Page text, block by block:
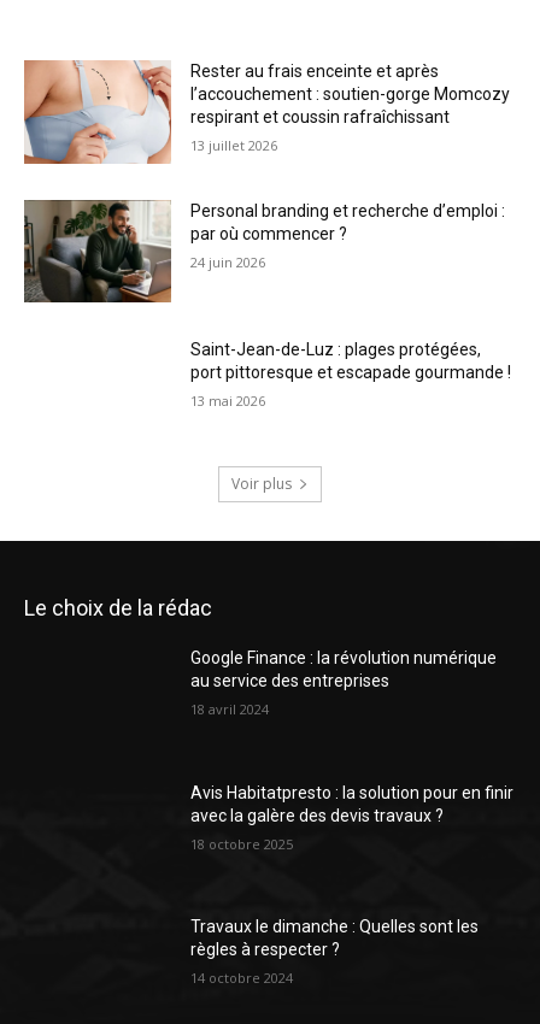
Rester au frais enceinte et après
l’accouchement : soutien-gorge Momcozy
respirant et coussin rafraîchissant
13 juillet 2026
Personal branding et recherche d’emploi :
par où commencer ?
24 juin 2026
Saint-Jean-de-Luz : plages protégées,
port pittoresque et escapade gourmande !
13 mai 2026
Voir plus
Le choix de la rédac
Google Finance : la révolution numérique
au service des entreprises
18 avril 2024
Avis Habitatpresto : la solution pour en finir
avec la galère des devis travaux ?
18 octobre 2025
Travaux le dimanche : Quelles sont les
règles à respecter ?
14 octobre 2024